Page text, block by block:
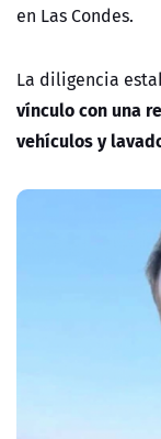
en Las Condes.
La diligencia
vínculo con una
vehículos y